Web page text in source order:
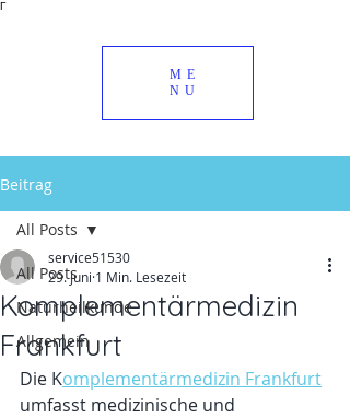
Γ
ME
NU
Beitrag
All Posts
Naturheilkunde
Allgemein
All Posts
Komplementärmedizin
Frankfurt
service51530
29. Juni 1 Min. Lesezeit
Die Komplementärmedizin Frankfurt
umfasst medizinische und